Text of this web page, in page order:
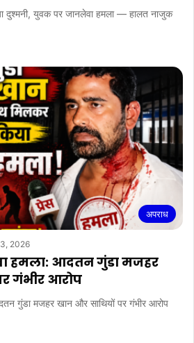
दुश्मनी, युवक पर जानलेवा हमला — हालत नाजुक
अपराध
2026
हमला: आदतन गुंडा मजहर
गंभीर आरोप
गुंडा मजहर खान और साथियों पर गंभीर आरोप